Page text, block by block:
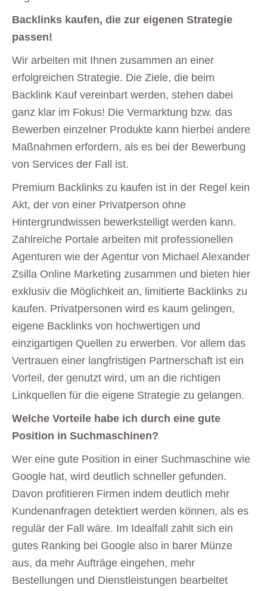
Backlinks kaufen, die zur eigenen Strategie
passen!
Wir arbeiten mit Ihnen zusammen an einer
erfolgreichen Strategie. Die Ziele, die beim
Backlink Kauf vereinbart werden, stehen dabei
ganz klar im Fokus! Die Vermarktung bzw. das
Bewerben einzelner Produkte kann hierbei andere
Maßnahmen erfordern, als es bei der Bewerbung
von Services der Fall ist.
Premium Backlinks zu kaufen ist in der Regel kein
Akt, der von einer Privatperson ohne
Hintergrundwissen bewerkstelligt werden kann.
Zahlreiche Portale arbeiten mit professionellen
Agenturen wie der Agentur von Michael Alexander
Zsilla Online Marketing zusammen und bieten hier
exklusiv die Möglichkeit an, limitierte Backlinks zu
kaufen. Privatpersonen wird es kaum gelingen,
eigene Backlinks von hochwertigen und
einzigartigen Quellen zu erwerben. Vor allem das
Vertrauen einer langfristigen Partnerschaft ist ein
Vorteil, der genutzt wird, um an die richtigen
Linkquellen für die eigene Strategie zu gelangen.
Welche Vorteile habe ich durch eine gute
Position in Suchmaschinen?
Wer eine gute Position in einer Suchmaschine wie
Google hat, wird deutlich schneller gefunden.
Davon profitieren Firmen indem deutlich mehr
Kundenanfragen detektiert werden können, als es
regulär der Fall wäre. Im Idealfall zahlt sich ein
gutes Ranking bei Google also in barer Münze
aus, da mehr Aufträge eingehen, mehr
Bestellungen und Dienstleistungen bearbeitet